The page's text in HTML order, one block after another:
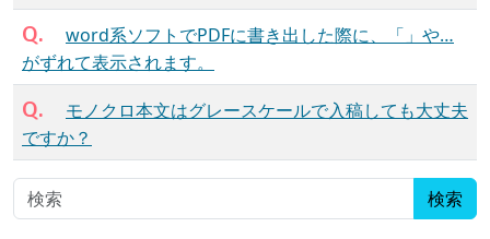
Q.
word系ソフトでPDFに書き出した際に、「」や…
がずれて表示されます。
Q.
モノクロ本文はグレースケールで入稿しても大丈夫
ですか？
検索